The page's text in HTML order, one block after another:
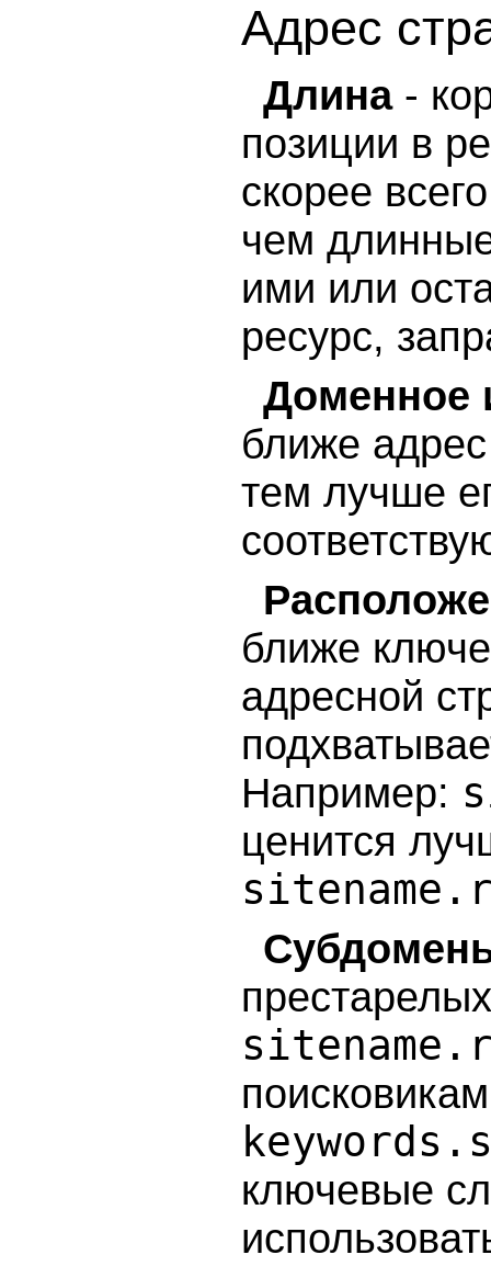
Адрес
Длина-
позиции в
скорее
чем
ими или
ресурс,
Доменное
ближе
тем лучше
ближе
адресной
Например:
ценится
ключевые